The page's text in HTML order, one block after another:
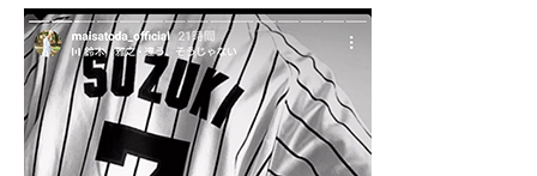
好きが集まる 比べて選べる
ビジネスと働き方のヒント
AI活用のいまが分かる